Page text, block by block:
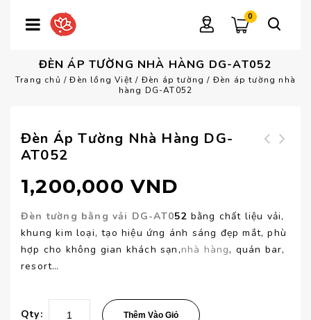
0
ĐÈN ÁP TƯỜNG NHÀ HÀNG DG-AT052
Trang chủ /Đèn lồng Việt / Đèn áp tường / Đèn áp tường nhà
hàng DG-AT052
Đèn Áp Tường Nhà Hàng DG-
AT052
1,200,000 VND
Đèn tường bằng vải DG-AT052 bằng chất liệu vải,
khung kim loại, tạo hiệu ứng ánh sáng đẹp mắt, phù
hợp cho không gian khách sạn,nhà hàng, quán bar,
resort…
Qty: Thêm Vào Giỏ